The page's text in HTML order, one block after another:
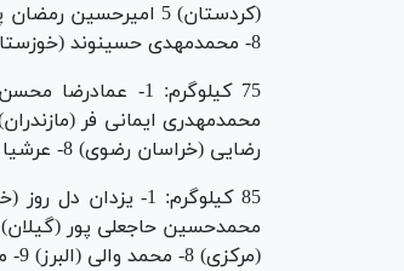
8- محمدمهدی حسینوند (خوزستان) 9- یاشار عاقلی (اردبیل) 10- امیرحسین جوهری (بوشهر)
رضایی (خراسان رضوی) 8- عرشیا پردیوی (کرمانشاه) 9- محمد غلامیان (بوشهر) 10- یوسف سعادتی فر (اروند)
(مرکزی) 8- محمد والی (البرز) 9- محمدحسین رستمی (فارس) 10- امیرعلی زارع (گلستان)